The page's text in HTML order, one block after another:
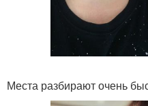
Места разбирают очень